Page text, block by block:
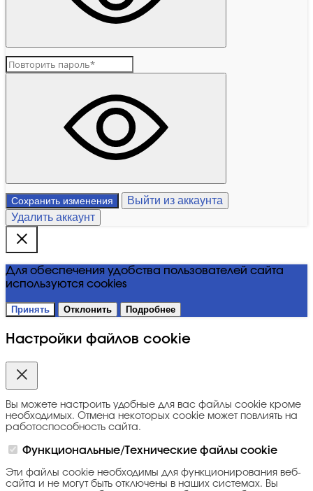
Сохранить изменения
Выйти из аккаунта
Удалить аккаунт
Для обеспечения удобства пользователей сайта
используются cookies
Принять Отклонить Подробнее
Настройки файлов cookie
Вы можете настроить удобные для вас файлы cookie кроме
необходимых. Отмена некоторых cookie может повлиять на
работоспособность сайта.
Функциональные/Технические файлы cookie
Эти файлы cookie необходимы для функционирования веб-
сайта и не могут быть отключены в наших системах. Вы